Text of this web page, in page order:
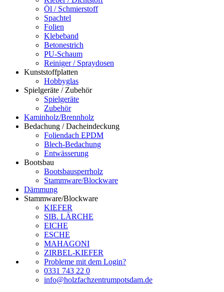
Öl / Schmierstoff
Spachtel
Folien
Klebeband
Betonestrich
PU-Schaum
Reiniger / Spraydosen
Kunststoffplatten
Hobbyglas
Spielgeräte / Zubehör
Spielgeräte
Zubehör
Kaminholz/Brennholz
Bedachung / Dacheindeckung
Foliendach EPDM
Blech-Bedachung
Entwässerung
Bootsbau
Bootsbausperrholz
Stammware/Blockware
Dämmung
Stammware/Blockware
KIEFER
SIB. LÄRCHE
EICHE
ESCHE
MAHAGONI
ZIRBEL-KIEFER
Probleme mit dem Login?
0331 743 22 0
info@holzfachzentrumpotsdam.de